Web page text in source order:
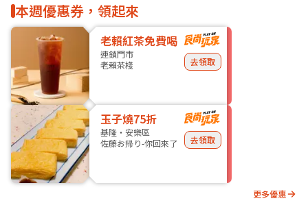
本週優惠券，領起來
老賴紅茶免費喝
連鎖門市
老賴茶棧
去領取
玉子燒75折
基隆・安樂區
佐藤お帰り-你回來了
去領取
更多優惠